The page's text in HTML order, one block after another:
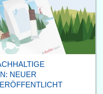
NEUER